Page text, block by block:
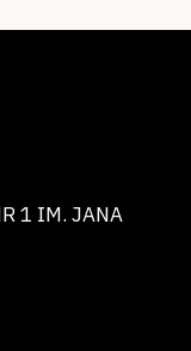
1 IM. JANA